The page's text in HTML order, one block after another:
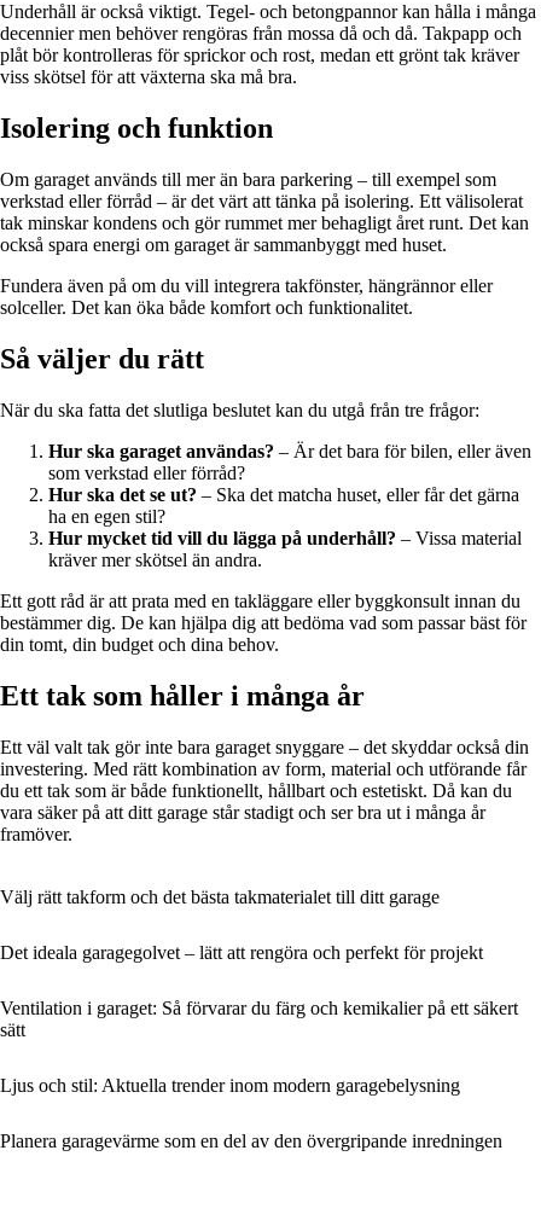
Underhåll är också viktigt. Tegel- och betongpannor kan hålla i många
decennier men behöver rengöras från mossa då och då. Takpapp och
plåt bör kontrolleras för sprickor och rost, medan ett grönt tak kräver
viss skötsel för att växterna ska må bra.
Isolering och funktion
Om garaget används till mer än bara parkering – till exempel som
verkstad eller förråd – är det värt att tänka på isolering. Ett välisolerat
tak minskar kondens och gör rummet mer behagligt året runt. Det kan
också spara energi om garaget är sammanbyggt med huset.
Fundera även på om du vill integrera takfönster, hängrännor eller
solceller. Det kan öka både komfort och funktionalitet.
Så väljer du rätt
När du ska fatta det slutliga beslutet kan du utgå från tre frågor:
Hur ska garaget användas? – Är det bara för bilen, eller även
som verkstad eller förråd?
Hur ska det se ut? – Ska det matcha huset, eller får det gärna
ha en egen stil?
Hur mycket tid vill du lägga på underhåll? – Vissa material
kräver mer skötsel än andra.
Ett gott råd är att prata med en takläggare eller byggkonsult innan du
bestämmer dig. De kan hjälpa dig att bedöma vad som passar bäst för
din tomt, din budget och dina behov.
Ett tak som håller i många år
Ett väl valt tak gör inte bara garaget snyggare – det skyddar också din
investering. Med rätt kombination av form, material och utförande får
du ett tak som är både funktionellt, hållbart och estetiskt. Då kan du
vara säker på att ditt garage står stadigt och ser bra ut i många år
framöver.
Välj rätt takform och det bästa takmaterialet till ditt garage
Det ideala garagegolvet – lätt att rengöra och perfekt för projekt
Ventilation i garaget: Så förvarar du färg och kemikalier på ett säkert
sätt
Ljus och stil: Aktuella trender inom modern garagebelysning
Planera garagevärme som en del av den övergripande inredningen